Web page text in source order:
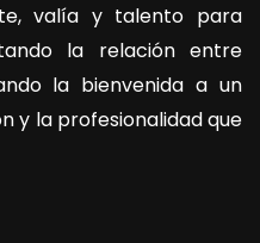
valía y talento para
la relación entre
la bienvenida a un
y la profesionalidad que